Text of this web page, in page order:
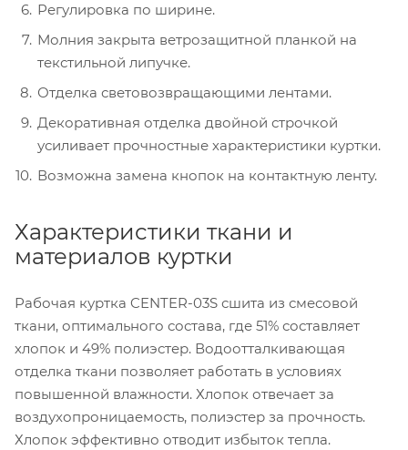
Регулировка по ширине.
Молния закрыта ветрозащитной планкой на
текстильной липучке.
Отделка световозвращающими лентами.
Декоративная отделка двойной строчкой
усиливает прочностные характеристики куртки.
Возможна замена кнопок на контактную ленту.
Характеристики ткани и
материалов куртки
Рабочая куртка CENTER-03S сшита из смесовой
ткани, оптимального состава, где 51% составляет
хлопок и 49% полиэстер. Водоотталкивающая
отделка ткани позволяет работать в условиях
повышенной влажности. Хлопок отвечает за
воздухопроницаемость, полиэстер за прочность.
Хлопок эффективно отводит избыток тепла.